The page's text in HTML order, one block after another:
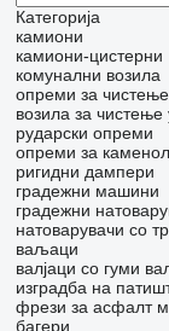
Категорија
камиони
камиони-цистерни
комунални возила
опреми за
возила за чистење
рударски опреми
опреми за
ригидни дампери
градежни машини
градежни
натоварувачи со
ваљаци
валјаци со гуми
изградба на
фрези за асфалт
багери